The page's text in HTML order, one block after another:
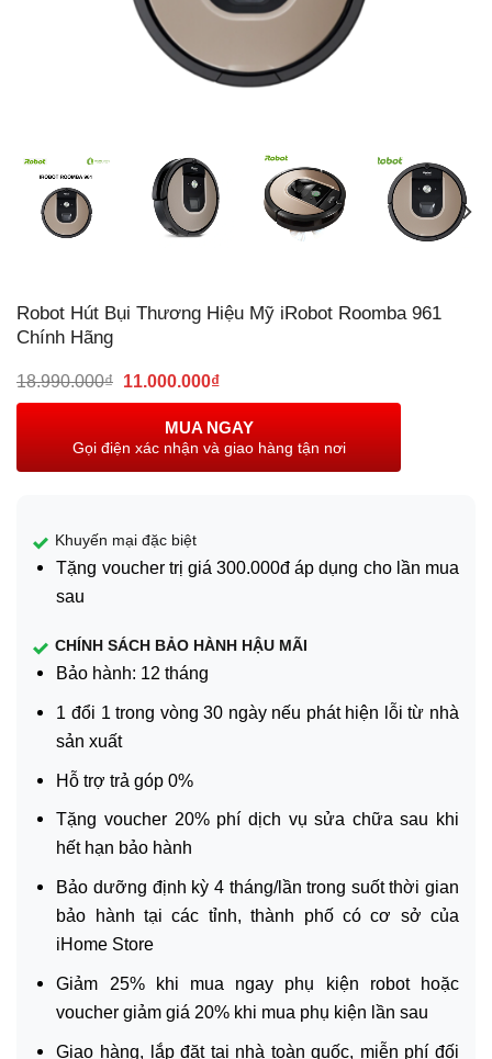
Robot Hút Bụi Thương Hiệu Mỹ iRobot Roomba 961
Chính Hãng
18.990.000₫ Giá
18.990.000₫.
11.000.000₫Giá
là:
11.000.000₫.
MUA NGAY
Gọi điện xác nhận và giao hàng tận nơi
Khuyến mại đặc biệt
Tặng voucher trị giá 300.000đ áp dụng cho lần mua
sau
CHÍNH SÁCH BẢO HÀNH HẬU MÃI
Bảo hành: 12 tháng
1 đổi 1 trong vòng 30 ngày nếu phát hiện lỗi từ nhà
sản xuất
Hỗ trợ trả góp 0%
Tặng voucher 20% phí dịch vụ sửa chữa sau khi
hết hạn bảo hành
Bảo dưỡng định kỳ 4 tháng/lần trong suốt thời gian
bảo hành tại các tỉnh, thành phố có cơ sở của
iHome Store
Giảm 25% khi mua ngay phụ kiện robot hoặc
voucher giảm giá 20% khi mua phụ kiện lần sau
Giao hàng, lắp đặt tại nhà toàn quốc, miễn phí đối